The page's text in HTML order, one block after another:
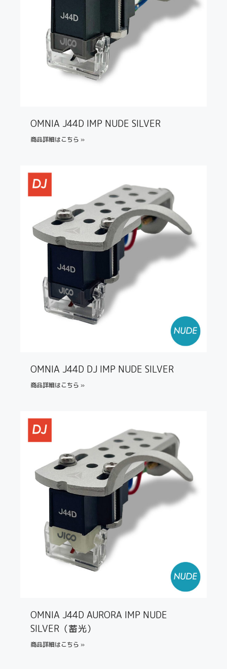
OMNIA J44D IMP NUDE SILVER
商品詳細はこちら »
OMNIA J44D DJ IMP NUDE SILVER
商品詳細はこちら »
OMNIA J44D AURORA IMP NUDE
SILVER（蓄光）
商品詳細はこちら »